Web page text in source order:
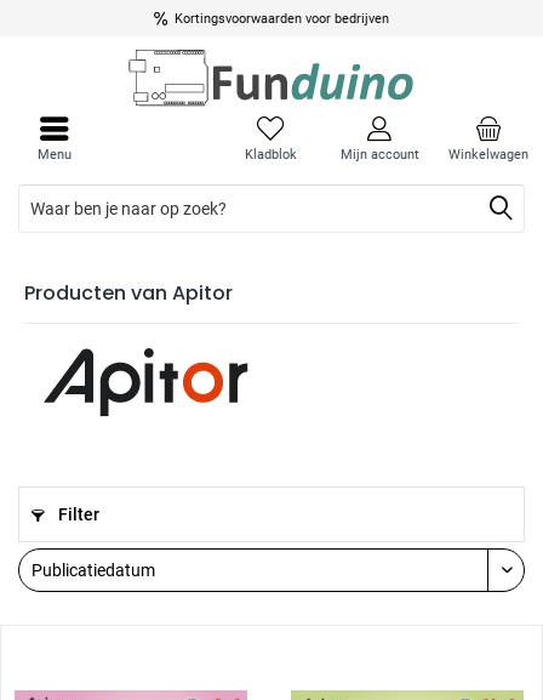
Kortingsvoorwaarden voor bedrijven
Winkelwagen
Kladblok Mijn account
Menu
Producten van Apitor
Filter